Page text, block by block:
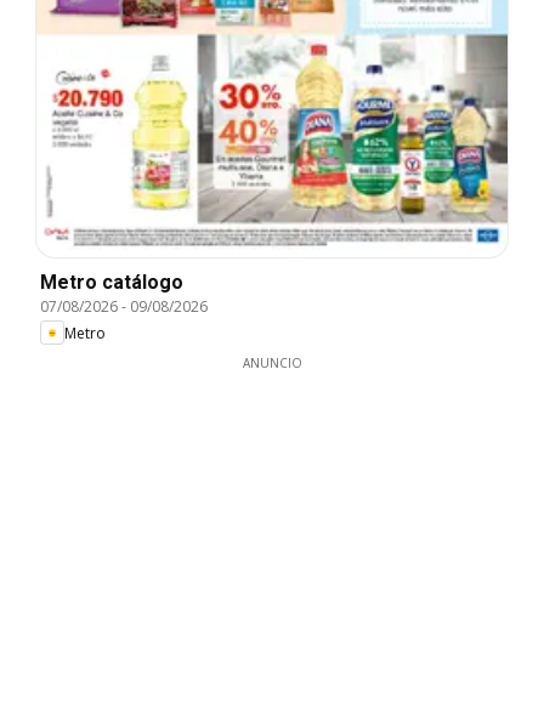
Metro catálogo
07/08/2026- 09/08/2026
Metro
ANUNCIO